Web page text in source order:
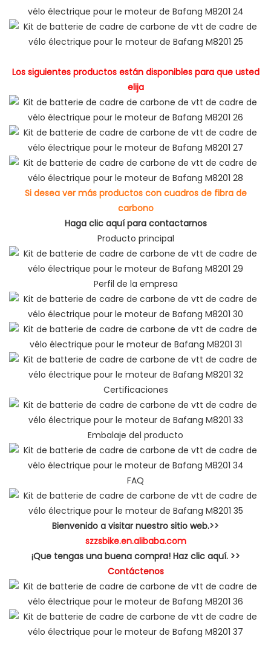
Los siguientes productos están disponibles para que usted
elija
Si desea ver más productos con cuadros de fibra de
carbono
Haga clic aquí para contactarnos
Producto principal
Perfil de la empresa
Certificaciones
Embalaje del producto
FAQ
Bienvenido a visitar nuestro sitio web.>>
szzsbike.en.alibaba.com
¡Que tengas una buena compra! Haz clic aquí. >>
Contáctenos